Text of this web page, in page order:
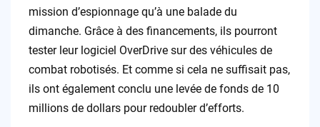
mission d’espionnage qu’à une balade du
dimanche. Grâce à des financements, ils pourront
tester leur logiciel OverDrive sur des véhicules de
combat robotisés. Et comme si cela ne suffisait pas,
ils ont également conclu une levée de fonds de 10
millions de dollars pour redoubler d’efforts.